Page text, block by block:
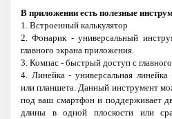
В приложении есть полезные
1. Встроенный калькулятор
2. Фонарик - универсальный
главного экрана приложения.
3. Компас - быстрый доступ с
4. Линейка - универсальная
или планшета. Данный инструмент
под ваш смартфон и поддерживает
длины в одной плоскости или